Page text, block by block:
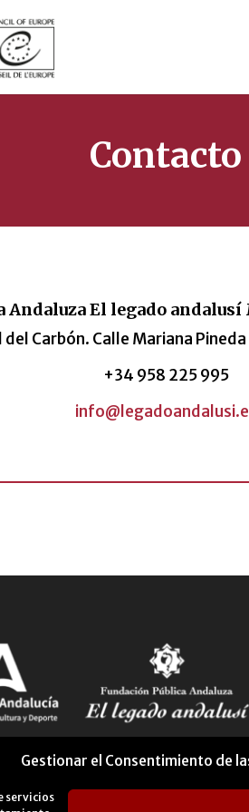
Gestionar el Consentimiento de
servicios
Contacto
Andaluza El legado
Carbón. Calle Mariana
+34 958 225 995